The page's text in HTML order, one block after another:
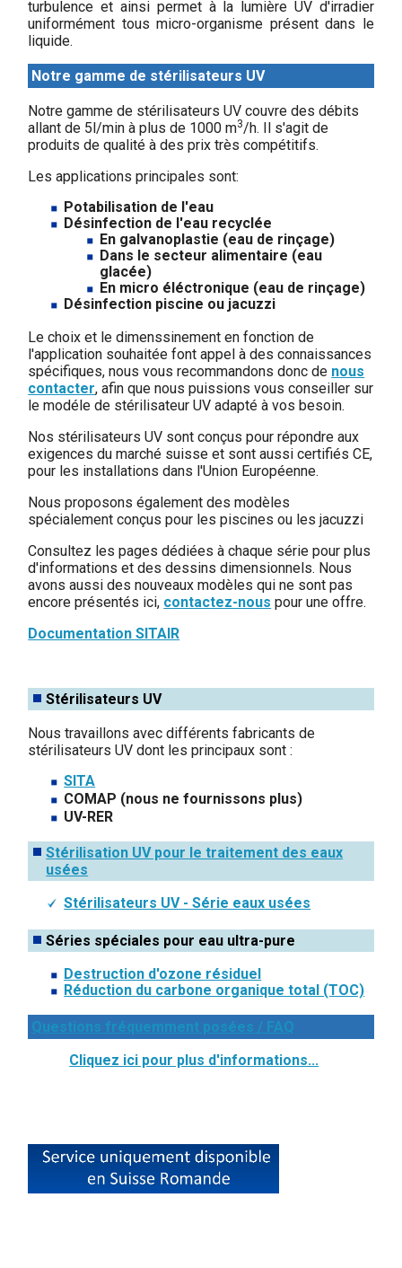
turbulence et ainsi permet à la lumière UV d'irradier
uniformément tous micro-organisme présent dans le
liquide.
Notre gamme de stérilisateurs UV
Notre gamme de stérilisateurs UV couvre des débits
allant de 5l/min à plus de 1000 m3/h. Il s'agit de
produits de qualité à des prix très compétitifs.
Les applications principales sont:
Potabilisation de l'eau
Désinfection de l'eau recyclée
En galvanoplastie (eau de rinçage)
Dans le secteur alimentaire (eau
glacée)
En micro éléctronique (eau de rinçage)
Désinfection piscine ou jacuzzi
Le choix et le dimenssinement en fonction de
l'application souhaitée font appel à des connaissances
spécifiques, nous vous recommandons donc de nous
contacter, afin que nous puissions vous conseiller sur
le modéle de stérilisateur UV adapté à vos besoin.
Nos stérilisateurs UV sont conçus pour répondre aux
exigences du marché suisse et sont aussi certifiés CE,
pour les installations dans l'Union Européenne.
Nous proposons également des modèles
spécialement conçus pour les piscines ou les jacuzzi
Consultez les pages dédiées à chaque série pour plus
d'informations et des dessins dimensionnels. Nous
avons aussi des nouveaux modèles qui ne sont pas
encore présentés ici, contactez-nous pour une offre.
Documentation SITAIR
Stérilisateurs UV
Nous travaillons avec différents fabricants de
stérilisateurs UV dont les principaux sont :
SITA
COMAP (nous ne fournissons plus)
UV-RER
Stérilisation UV pour le traitement des eaux
usées
Stérilisateurs UV - Série eaux usées
Séries spéciales pour eau ultra-pure
Destruction d'ozone résiduel
Réduction du carbone organique total (TOC)
Questions fréquemment posées / FAQ
Cliquez ici pour plus d'informations...